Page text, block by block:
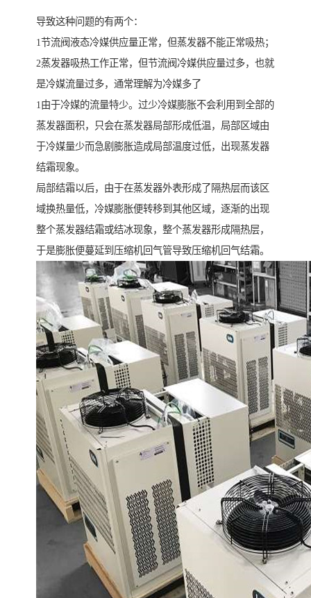
导致这种问题的有两个：
1节流阀液态冷媒供应量正常，但蒸发器不能正常吸热；
2蒸发器吸热工作正常，但节流阀冷媒供应量过多，也就
是冷媒流量过多，通常理解为冷媒多了
1由于冷媒的流量特少。过少冷媒膨胀不会利用到全部的
蒸发器面积，只会在蒸发器局部形成低温，局部区域由
于冷媒量少而急剧膨胀造成局部温度过低，出现蒸发器
结霜现象。
局部结霜以后，由于在蒸发器外表形成了隔热层而该区
域换热量低，冷媒膨胀便转移到其他区域，逐渐的出现
整个蒸发器结霜或结冰现象，整个蒸发器形成隔热层，
于是膨胀便蔓延到压缩机回气管导致压缩机回气结霜。